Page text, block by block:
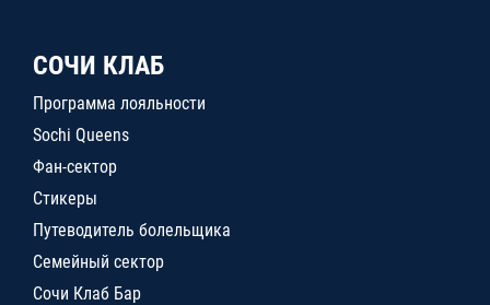
СОЧИ КЛАБ
Программа лояльности
Sochi Queens
Фан-сектор
Стикеры
Путеводитель болельщика
Семейный сектор
Сочи Клаб Бар